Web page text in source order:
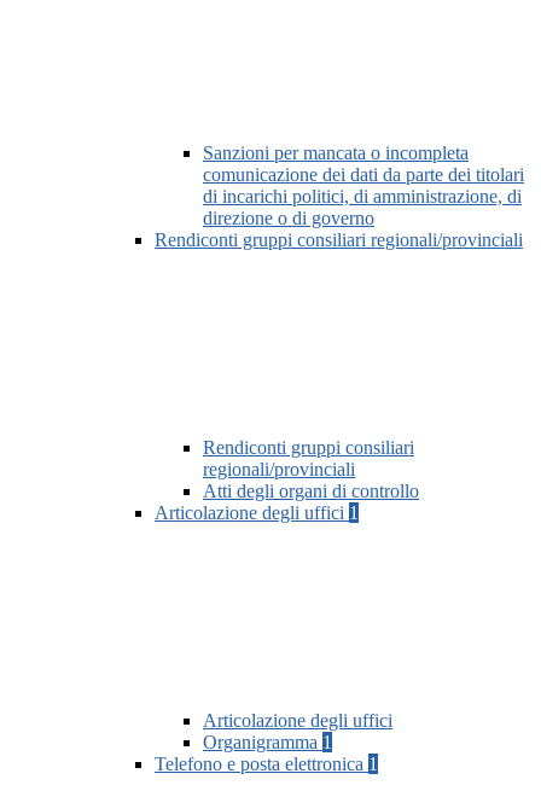
Sanzioni per mancata o incompleta
comunicazione dei dati da parte dei titolari
di incarichi politici, di amministrazione, di
direzione o di governo
Rendiconti gruppi consiliari regionali/provinciali
Rendiconti gruppi consiliari
regionali/provinciali
Atti degli organi di controllo
Articolazione degli uffici 1
Articolazione degli uffici
Organigramma 1
Telefono e posta elettronica 1